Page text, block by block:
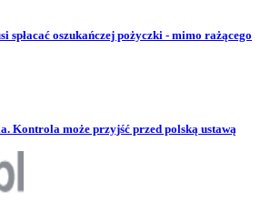
spłacać oszukańczej pożyczki - mimo rażącego
Kontrola może przyjść przed polską ustawą